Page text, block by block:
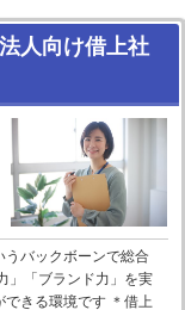
人向け借上社
うバックボーンで総合
」「ブランド力」を実
きる環境です ＊借上